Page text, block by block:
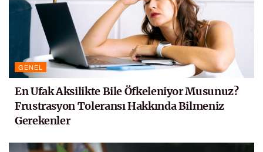
GENEL
En Ufak Aksilikte Bile Öfkeleniyor Musunuz?
Frustrasyon Toleransı Hakkında Bilmeniz
Gerekenler